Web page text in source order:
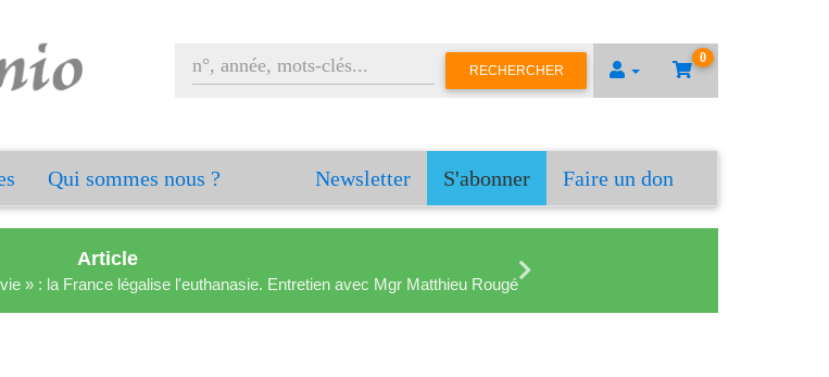
0
RECHERCHER
Qui sommes nous ? Newsletter S'abonner Faire un don
Article
» : la France légalise l'euthanasie. Entretien avec Mgr Matthieu Rougé